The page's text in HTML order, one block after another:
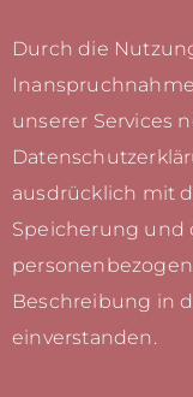
Durch die
unserer Services
ausdrücklich mit
Speicherung und
Beschreibung in
einverstanden.